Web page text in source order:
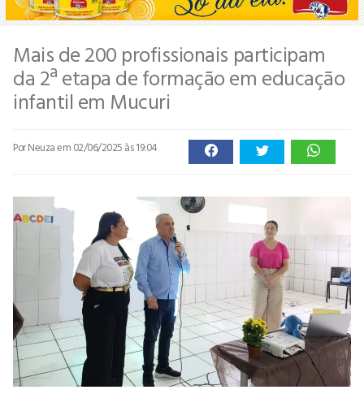
Mais de 200 profissionais participam
da 2ª etapa de formação em educação
infantil em Mucuri
Por Neuzaem 02/06/2025 às 19:04